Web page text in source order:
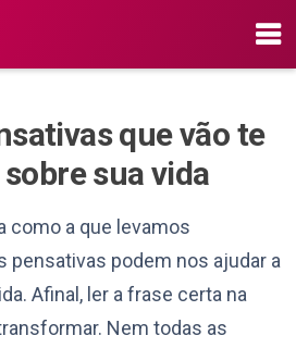
que vão te
sua vida
como a que levamos
pensativas podem nos ajudar a
Afinal, ler a frase certa na
Nem todas as